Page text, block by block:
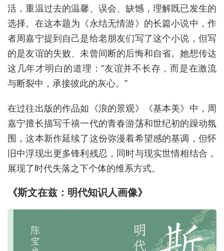
活，重温过去的温馨、误会、缺憾，理解既已发生的
选择。在这本题为《永结无情游》的长篇小说中，作
者周嘉宁提到自己是给老朋友们写了这个小说，但写
的是友谊的失败、未曾间断的后悔和自省。她想传达
这几年才明白的道理：“友谊并不长存，而是在激流
与断裂中，承接彼此的灰心。”
在过往出版的作品如《浪的景观》《基本美》中，周
嘉宁擅长描写千禧一代的青春游荡和世纪初的躁动氛
围，这本新作延续了这份弥漫着希望感的基调，但怀
旧中浮现出更多锋利残忍，同时与现实世情相结合，
展现了时代失落之下个体的维系方式。
《斯文在兹：明代知识人画像》